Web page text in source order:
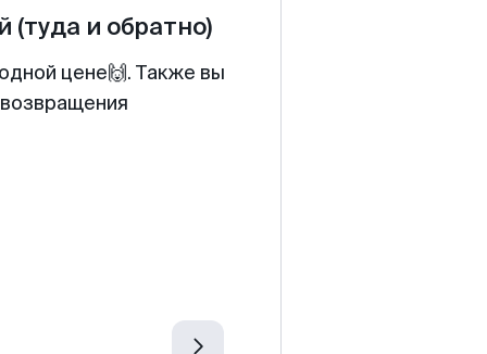
(туда и обратно)
цене🙌. Также вы